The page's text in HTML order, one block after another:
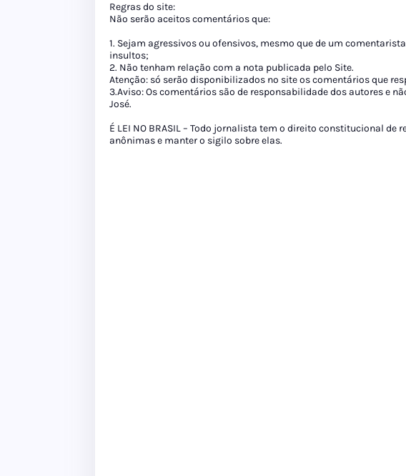
Regras do site:
Não serão aceitos comentários que:
1. Sejam agressivos ou ofensivos, mesmo que de um
insultos;
2. Não tenham relação com a nota publicada pelo Site.
Atenção: só serão disponibilizados no site os comentários que
3.Aviso: Os comentários são de responsabilidade dos autores e
José.
É LEI NO BRASIL – Todo jornalista tem o direito constitucional de
anônimas e manter o sigilo sobre elas.